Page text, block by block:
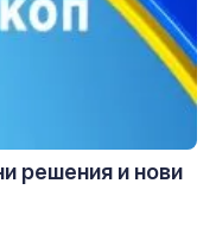
решения и нови